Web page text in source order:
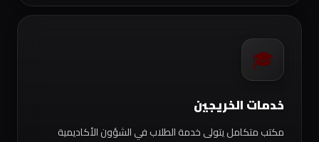
🎓
خدمات الخريجين
مكتب متكامل يتولى خدمة الطلاب في الشؤون الأكاديمية